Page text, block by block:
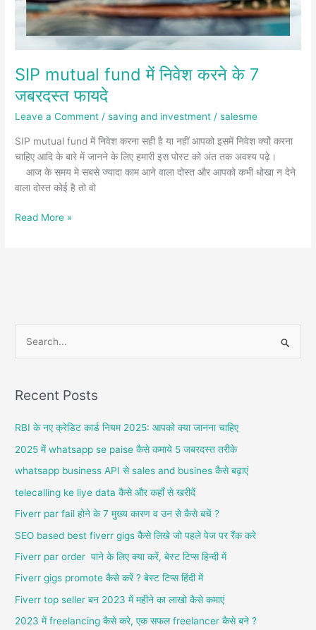
SIP mutual fund में निवेश करने के 7
जबरदस्त फायदे
Leave a Comment /saving and investment /salesme
SIP mutual fund में निवेश करना सही है या नहीं आपको इसमें निवेश क्यों करना
चाहिए आदि के बारे में जानने के लिए हमारी इस पोस्ट को अंत तक अवश्य पढ़े।
आज के समय मे सबसे ज्यादा काम आने वाला दोस्त और आपको कभी धोखा न देने
वाला दोस्त कोई है तो वो
Read More »
r
o
r
:
Recent Posts
RBI के नए क्रेडिट कार्ड नियम 2025: आपको क्या जानना चाहिए
2025 में whatsapp se paise कैसे कमाये 5 जबरदस्त तरीके
whatsapp business API से sales and busines कैसे बढ़ाएं
telecalling ke liye data कैसे और कहाँ से खरीदें
Fiverr par fail होने के 7 मुख्य कारण व उन से कैसे बचें ?
SEO based best fiverr gigs कैसे लिखे जो पहले पेज पर रैंक करे
Fiverr par order पाने के लिए क्या करें, बेस्ट टिप्स हिन्दी में
Fiverr gigs promote कैसे करें ? बेस्ट टिप्स हिंदी में
Fiverr top seller बन 2023 में महीने का लाखो कैसे कमाएं
2023 में freelancing कैसे करे, एक सफल freelancer कैसे बने ?